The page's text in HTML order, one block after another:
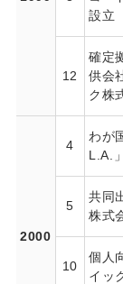
設立
12
確定
供会
ク株
2000
4
わが
L.A.
5
共同
株式
10
個人
イッ